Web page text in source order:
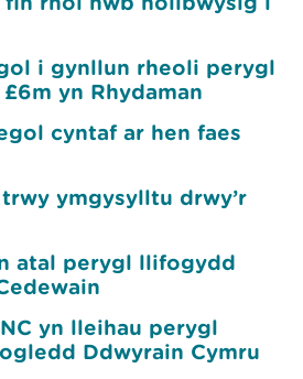
i gynllun rheoli perygl
yn Rhydaman
cyntaf ar hen faes
ymgysylltu drwy’r
atal perygl llifogydd
yn lleihau perygl
Ddwyrain Cymru